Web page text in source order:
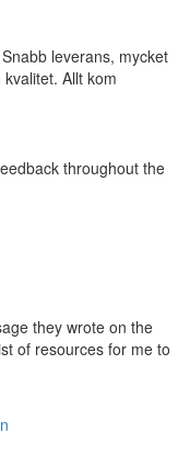
leverans, mycket
Allt kom
throughout the
they wrote on the
of resources for me to